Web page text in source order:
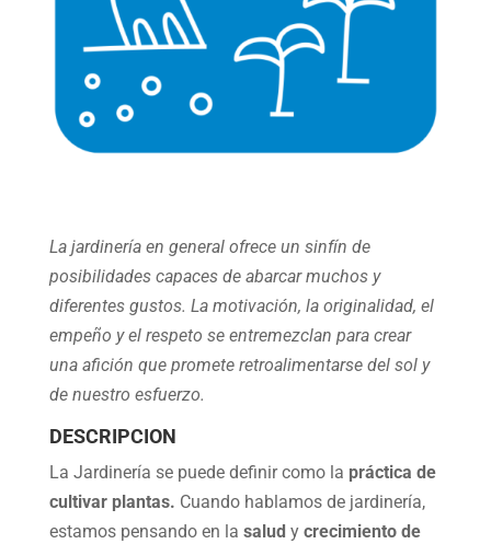
La jardinería en general ofrece un sinfín de
posibilidades capaces de abarcar muchos y
diferentes gustos. La motivación, la originalidad, el
empeño y el respeto se entremezclan para crear
una afición que promete retroalimentarse del sol y
de nuestro esfuerzo.
DESCRIPCION
La Jardinería se puede definir como la práctica de
cultivar plantas. Cuando hablamos de jardinería,
estamos pensando en la salud ycrecimiento de